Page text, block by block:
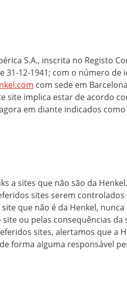
S.A., inscrita no Registo
31-12-1941; com o número
com sede em
site implica estar de acordo
em diante indicados como
a sites que não são da
sites serem controlados
que não é da Henkel,
ou pelas consequências da
sites, alertamos que a
forma alguma responsável